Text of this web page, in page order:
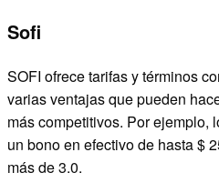
Sofi
SOFI ofrece tarifas y términos
varias ventajas que pueden
más competitivos. Por ejemplo,
un bono en efectivo de hasta $
más de 3.0.